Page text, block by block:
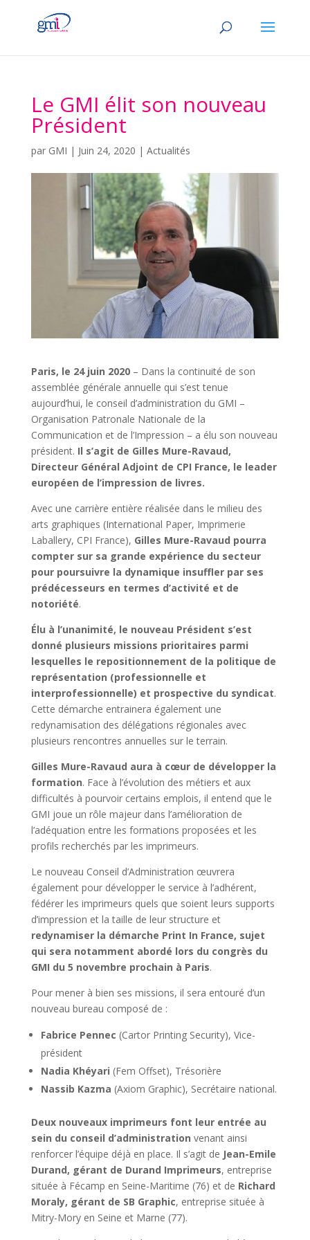
Le GMI élit son nouveau
Président
par GMI | Juin 24, 2020 | Actualités
Paris, le 24 juin 2020 – Dans la continuité de son
assemblée générale annuelle qui s’est tenue
aujourd’hui, le conseil d’administration du GMI –
Organisation Patronale Nationale de la
Communication et de l’Impression – a élu son nouveau
président. Il s’agit de Gilles Mure-Ravaud,
Directeur Général Adjoint de CPI France, le leader
européen de l’impression de livres.
Avec une carrière entière réalisée dans le milieu des
arts graphiques (International Paper, Imprimerie
Laballery, CPI France), Gilles Mure-Ravaud pourra
compter sur sa grande expérience du secteur
pour poursuivre la dynamique insuffler par ses
prédécesseurs en termes d’activité et de
notoriété.
Élu à l’unanimité, le nouveau Président s’est
donné plusieurs missions prioritaires parmi
lesquelles le repositionnement de la politique de
représentation (professionnelle et
interprofessionnelle) et prospective du syndicat.
Cette démarche entrainera également une
redynamisation des délégations régionales avec
plusieurs rencontres annuelles sur le terrain.
Gilles Mure-Ravaud aura à cœur de développer la
formation. Face à l’évolution des métiers et aux
difficultés à pourvoir certains emplois, il entend que le
GMI joue un rôle majeur dans l’amélioration de
l’adéquation entre les formations proposées et les
profils recherchés par les imprimeurs.
Le nouveau Conseil d’Administration œuvrera
également pour développer le service à l’adhérent,
fédérer les imprimeurs quels que soient leurs supports
d’impression et la taille de leur structure et
redynamiser la démarche Print In France, sujet
qui sera notamment abordé lors du congrès du
GMI du 5 novembre prochain à Paris.
Pour mener à bien ses missions, il sera entouré d’un
nouveau bureau composé de :
Fabrice Pennec (Cartor Printing Security), Vice-
président
Nadia Khéyari (Fem Offset), Trésorière
Nassib Kazma (Axiom Graphic), Secrétaire national.
Deux nouveaux imprimeurs font leur entrée au
sein du conseil d’administration venant ainsi
renforcer l’équipe déjà en place. Il s’agit de Jean-Emile
Durand, gérant de Durand Imprimeurs, entreprise
située à Fécamp en Seine-Maritime (76) et de Richard
Moraly, gérant de SB Graphic, entreprise située à
Mitry-Mory en Seine et Marne (77).